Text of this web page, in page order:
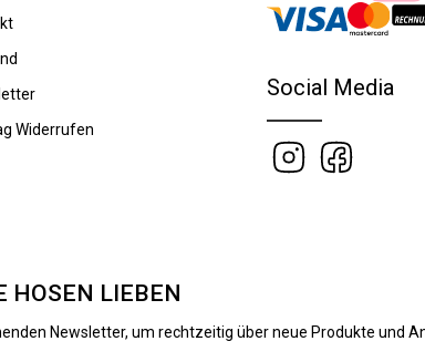
Widerrufen
Social Media
HOSEN LIEBEN
Newsletter, um rechtzeitig über neue Produkte und